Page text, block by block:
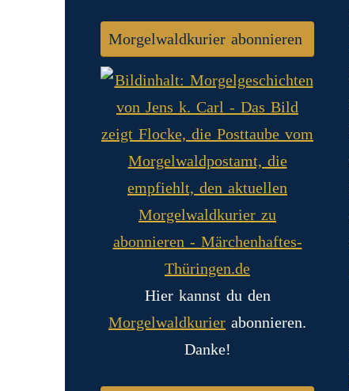
Morgelwaldkurier abonnieren
Hier kannst du den
Morgelwaldkurier abonnieren.
Danke!